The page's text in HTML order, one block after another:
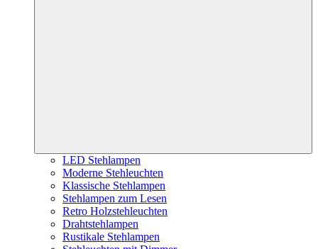
LED Stehlampen
Moderne Stehleuchten
Klassische Stehlampen
Stehlampen zum Lesen
Retro Holzstehleuchten
Drahtstehlampen
Rustikale Stehlampen